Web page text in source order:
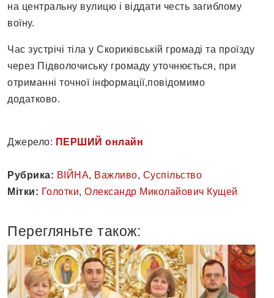
на центральну вулицю і віддати честь загиблому
воїну.
Час зустрічі тіла у Скориківській громаді та проїзду
через Підволочиську громаду уточнюється, при
отриманні точної інформації,повідомимо
додатково.
Джерело: ПЕРШИЙ онлайн
Рубрика: ВІЙНА, Важливо, Суспільство
Мітки: Голотки, Олександр Миколайович Кущей
Перегляньте також: